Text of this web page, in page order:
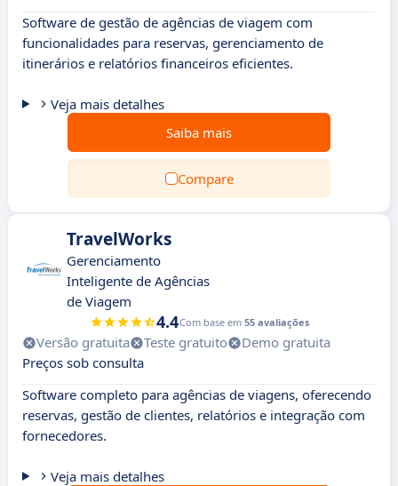
Software de gestão de agências de viagem com
funcionalidades para reservas, gerenciamento de
itinerários e relatórios financeiros eficientes.
Veja mais detalhes
Saiba mais
Compare
TravelWorks
Gerenciamento
Inteligente de Agências
de Viagem
4.4Com base em 55 avaliações
Versão gratuita Teste gratuito
Demo gratuita
Preços sob consulta
Software completo para agências de viagens, oferecendo
reservas, gestão de clientes, relatórios e integração com
fornecedores.
Veja mais detalhes